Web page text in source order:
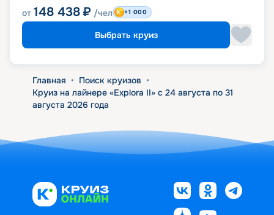
от 148 438 ₽ /чел +1 000
Выбрать круиз
Главная • Поиск круизов •
Круиз на лайнере «Explora II» с 24 августа по 31
августа 2026 года